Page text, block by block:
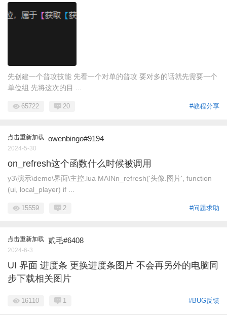
先创建一个普攻技能 先看一个对单的普攻 要对多的话就先需要一个
单位组 先将这次的目 ...
#教程分享
65722 20
点击重新加载 owenbingo#9194
2024-5-30
on_refresh这个函数什么时候被调用
y3\演示\demo\界面\主控.lua MAINn_refresh('头像.图片', function
(ui, local_player) if ...
#问题求助
15559 2
点击重新加载 贰毛#6408
2024-6-3
UI 界面 进度条 更换进度条图片 不会再另外的电脑同
步下载相关图片
#BUG反馈
16110 1